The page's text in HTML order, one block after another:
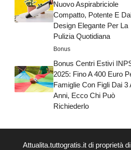
Nuovo Aspirabriciole
Compatto, Potente E
Design Elegante Per La
Pulizia Quotidiana
Bonus
Bonus Centri Estivi
2025: Fino A 400 Euro
Famiglie Con Figli Dai 3
Anni, Ecco Chi Può
Richiederlo
Attualita.tuttogratis.it di proprietà